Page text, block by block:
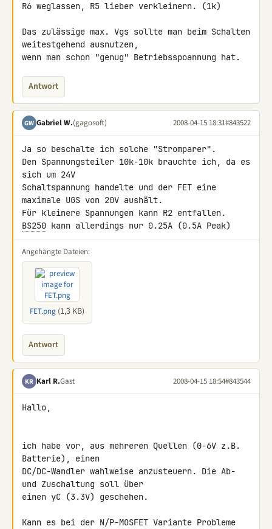
R6 weglassen, R5 lieber verkleinern. (1k)
Das zulässige max. Vgs sollte man beim Schalten
weitestgehend ausnutzen,
wenn man schon "genug" Betriebsspoannung hat.
Antwort
GW Gabriel W.(gagosoft) 2008-04-15 18:31#843522
Ja so beschalte ich solche "Stromparer".
Den Spannungsteiler 10k-10k brauchte ich, da es
sich um 24V
Schaltspannung handelte und der FET eine
maximale UGS von 20V aushält.
BS250 kann allerdings nur 0.25A (0.5A Peak)
Angehängte Dateien:
FET.png (1,3 KB)
Antwort
KR Karl R.Gast 2008-04-15 18:54#843544
Hallo,
ich habe vor, aus mehreren Quellen (0-6V z.B.
Batterie), einen
DC/DC-Wandler wahlweise anzusteuern. Die Ab-
und Zuschaltung soll über
einen yC (3.3V) geschehen.
Kann es bei der N/P-MOSFET Variante Probleme